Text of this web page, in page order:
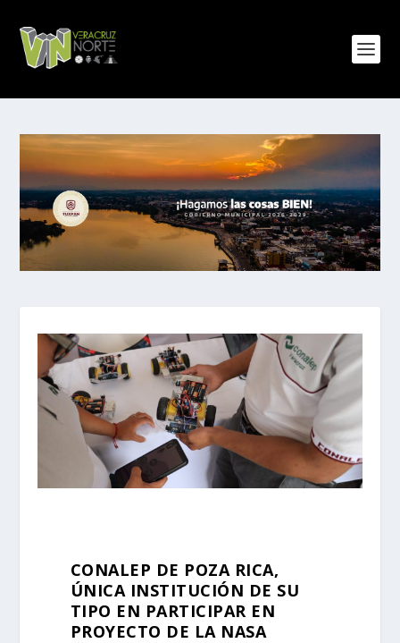
CONALEP DE POZA RICA,
ÚNICA INSTITUCIÓN DE SU
TIPO EN PARTICIPAR EN
PROYECTO DE LA NASA